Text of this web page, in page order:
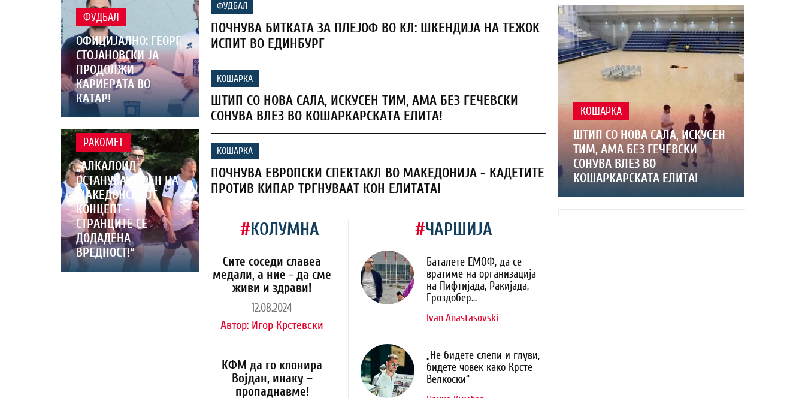
ФУДБАЛ
ОФИЦИЈАЛНО: ГЕОРГ
СТОЈАНОВСКИ ЈА
ПРОДОЛЖИ
КАРИЕРАТА ВО
КАТАР!
РАКОМЕТ
„АЛКАЛОИД
ОСТАНУВА ВЕРЕН НА
МАКЕДОНСКИОТ
КОНЦЕПТ -
СТРАНЦИТЕ СЕ
ДОДАДЕНА
ВРЕДНОСТ!“
ФУДБАЛ
ПОЧНУВА БИТКАТА ЗА ПЛЕЈОФ ВО КЛ: ШКЕНДИЈА НА ТЕЖОК
ИСПИТ ВО ЕДИНБУРГ
КОШАРКА
ШТИП СО НОВА САЛА, ИСКУСЕН ТИМ, АМА БЕЗ ГЕЧЕВСКИ
СОНУВА ВЛЕЗ ВО КОШАРКАРСКАТА ЕЛИТА!
КОШАРКА
ПОЧНУВА ЕВРОПСКИ СПЕКТАКЛ ВО МАКЕДОНИЈА - КАДЕТИТЕ
ПРОТИВ КИПАР ТРГНУВААТ КОН ЕЛИТАТА!
#КОЛУМНА
Сите соседи славеа
медали, а ние - да сме
живи и здрави!
12.08.2024
Автор: Игор Крстевски
КФМ да го клонира
Војдан, инаку –
пропаднавме!
#ЧАРШИЈА
Баталете ЕМОФ, да се
вратиме на организација
на Пифтијада, Ракијада,
Гроздобер...
Ivan Anastasovski
„Не бидете слепи и глуви,
бидете човек како Крсте
Велкоски“
КОШАРКА
ШТИП СО НОВА САЛА, ИСКУСЕН
ТИМ, АМА БЕЗ ГЕЧЕВСКИ
СОНУВА ВЛЕЗ ВО
КОШАРКАРСКАТА ЕЛИТА!